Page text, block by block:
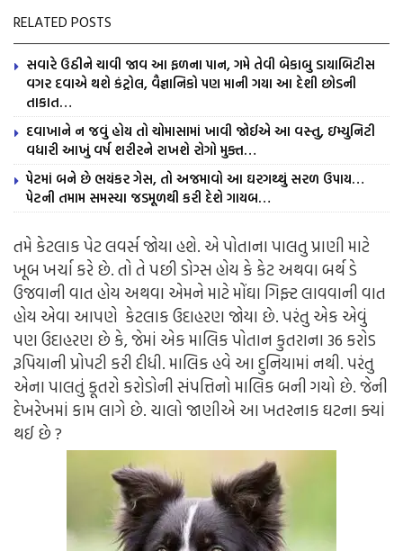
RELATED POSTS
સવારે ઉઠીને ચાવી જાવ આ ફળના પાન, ગમે તેવી બેકાબુ ડાયાબિટીસ
વગર દવાએ થશે કંટ્રોલ, વૈજ્ઞાનિકો પણ માની ગયા આ દેશી છોડની
તાકાત…
દવાખાને ન જવું હોય તો ચોમાસામાં ખાવી જોઈએ આ વસ્તુ, ઇમ્યુનિટી
વધારી આખું વર્ષ શરીરને રાખશે રોગો મુક્ત…
પેટમાં બને છે ભયંકર ગેસ, તો અજમાવો આ ઘરગથ્થું સરળ ઉપાય…
પેટની તમામ સમસ્યા જડમૂળથી કરી દેશે ગાયબ…
તમે કેટલાક પેટ લવર્સ જોયા હશે. એ પોતાના પાલતુ પ્રાણી માટે
ખૂબ ખર્ચા કરે છે. તો તે પછી ડોગ્સ હોય કે કેટ અથવા બર્થ ડે
ઉજવાની વાત હોય અથવા એમને માટે મોંઘા ગિફ્ટ લાવવાની વાત
હોય એવા આપણે કેટલાક ઉદાહરણ જોયા છે. પરંતુ એક એવું
પણ ઉદાહરણ છે કે, જેમાં એક માલિક પોતાન કુતરાના 36 કરોડ
રૂપિયાની પ્રોપટી કરી દીધી. માલિક હવે આ દુનિયામાં નથી. પરંતુ
એના પાલતું કૂતરો કરોડોની સંપત્તિનો માલિક બની ગયો છે. જેની
દેખરેખમાં કામ લાગે છે. ચાલો જાણીએ આ ખતરનાક ઘટના ક્યાં
થઈ છે ?